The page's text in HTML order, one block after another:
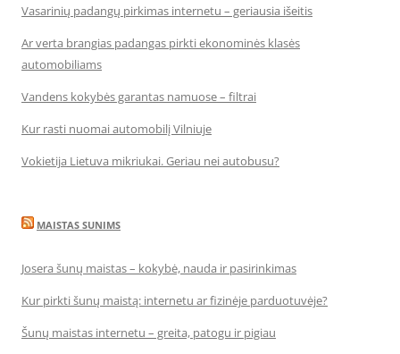
Vasarinių padangų pirkimas internetu – geriausia išeitis
Ar verta brangias padangas pirkti ekonominės klasės
automobiliams
Vandens kokybės garantas namuose – filtrai
Kur rasti nuomai automobilį Vilniuje
Vokietija Lietuva mikriukai. Geriau nei autobusu?
MAISTAS SUNIMS
Josera šunų maistas – kokybė, nauda ir pasirinkimas
Kur pirkti šunų maistą: internetu ar fizinėje parduotuvėje?
Šunų maistas internetu – greita, patogu ir pigiau